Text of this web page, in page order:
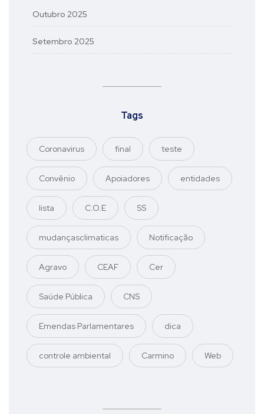
Outubro 2025
Setembro 2025
Tags
Coronavirus final teste
Convênio Apoiadores entidades
lista C.O.E SS
mudançasclimaticas Notificação
Agravo CEAF Cer
Saúde Pública CNS
Emendas Parlamentares dica
controle ambiental Carmino Web